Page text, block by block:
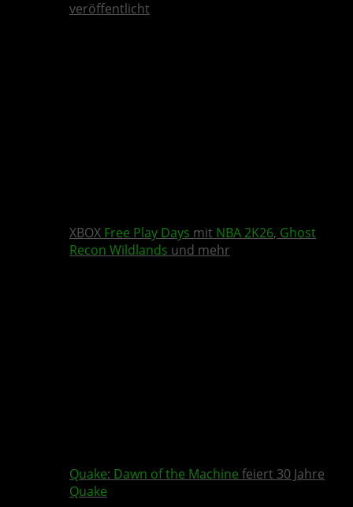
veröffentlicht
XBOX Free Play Days mit NBA 2K26, Ghost
Recon Wildlands und mehr
Quake: Dawn of the Machine feiert 30 Jahre
Quake